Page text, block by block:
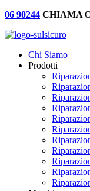
06 90244 CHIAMA
Chi Siamo
Prodotti